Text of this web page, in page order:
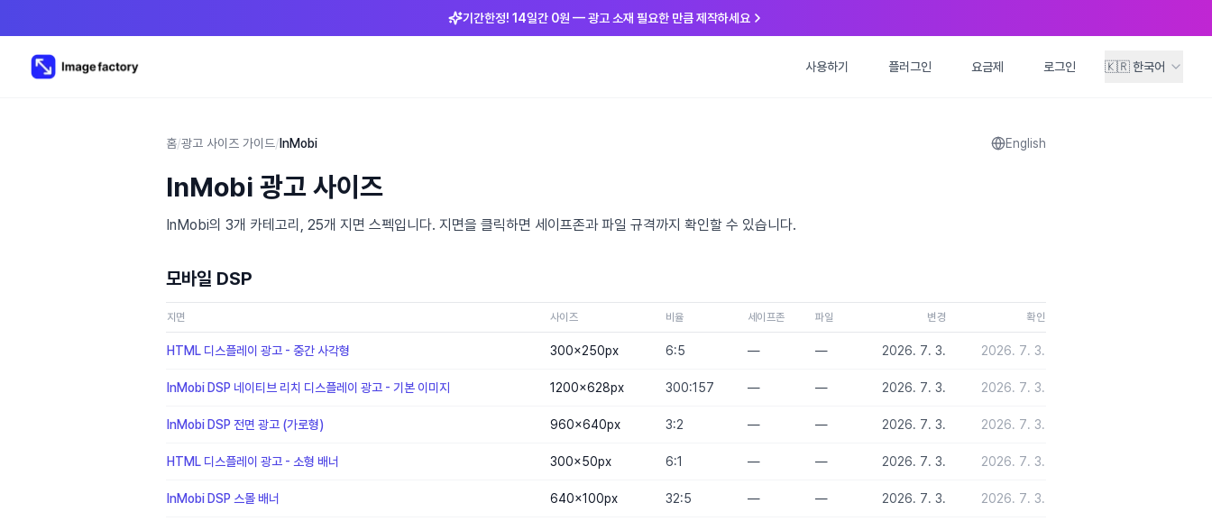
기간한정! 14일간 0원 — 광고 소재 필요한 만큼 제작하세요
사용하기 플러그인 요금제 로그인 🇰🇷한국어
사용하기 플러그인 요금제 로그인 🇰🇷한국어
홈/광고 사이즈 가이드/ InMobi English
InMobi 광고 사이즈
InMobi의 3개 카테고리, 25개 지면 스펙입니다. 지면을 클릭하면 세이프존과 파일 규격까지 확인할 수 있습니다.
모바일 DSP
지면 사이즈 비율 세이프존 파일 변경 확인
HTML 디스플레이 광고 - 중간 사각형 300×250px 6:5 — — 2026. 7. 3. 2026. 7. 3.
InMobi DSP 네이티브 리치 디스플레이 광고 - 기본 이미지 1200×628px 300:157 — — 2026. 7. 3. 2026. 7. 3.
InMobi DSP 전면 광고 (가로형) 960×640px 3:2 — — 2026. 7. 3. 2026. 7. 3.
HTML 디스플레이 광고 - 소형 배너 300×50px 6:1 — — 2026. 7. 3. 2026. 7. 3.
InMobi DSP 스몰 배너 640×100px 32:5 — — 2026. 7. 3. 2026. 7. 3.